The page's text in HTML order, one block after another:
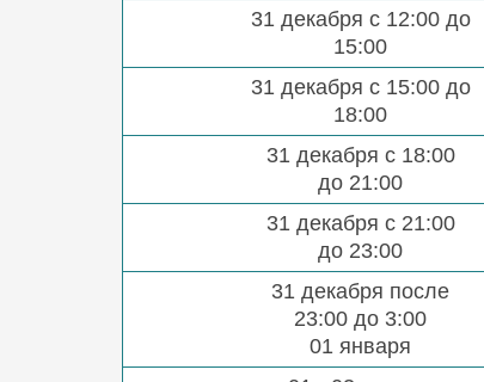
31 декабря с 12:00 до
15:00
31 декабря с 15:00 до
18:00
31 декабря с 18:00
до 21:00
31 декабря с 21:00
до 23:00
31 декабря после
23:00 до 3:00
01 января